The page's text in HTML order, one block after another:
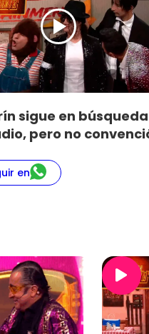
sigue en
pero no
en